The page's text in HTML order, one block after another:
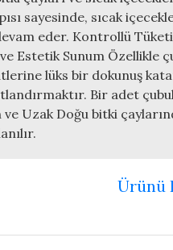
sayesinde, sıcak
eder. Kontrollü
Estetik Sunum Özellikle
lüks bir dokunuş
Bir adet
Uzak Doğu bitki
Ürünü